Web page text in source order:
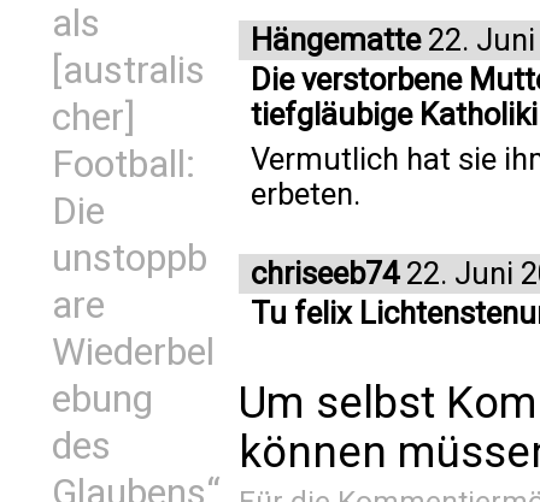
als
[australis
cher]
Football:
Die
unstoppb
are
Wiederbel
ebung
des
Glaubens“
Hängematte22. Juni
Die verstorbene
tiefgläubige
Vermutlich hat sie
erbeten.
chriseeb7422. Juni
Tu felix
Um selbst
können